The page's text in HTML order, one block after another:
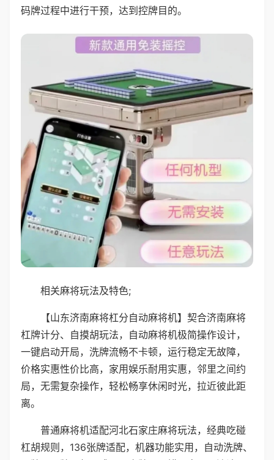
码牌过程中进行干预，达到控牌目的。
相关麻将玩法及特色;
【山东济南麻将杠分自动麻将机】契合济南麻将
杠牌计分、自摸胡玩法，自动麻将机极简操作设计，
一键启动开局，洗牌流畅不卡顿，运行稳定无故障，
价格实惠性价比高，家用娱乐耐用实惠，邻里之间约
局，无需复杂操作，轻松畅享休闲时光，拉近彼此距
离。
普通麻将机适配河北石家庄麻将玩法，经典吃碰
杠胡规则，136张牌适配，机器功能实用，自动洗牌、